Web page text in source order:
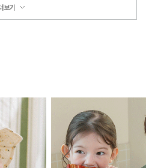
보기